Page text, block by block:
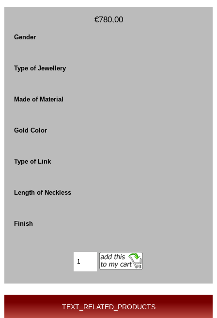
€780,00
Gender
Type of Jewellery
Made of Material
Gold Color
Type of Link
Length of Neckless
Finish
TEXT_RELATED_PRODUCTS